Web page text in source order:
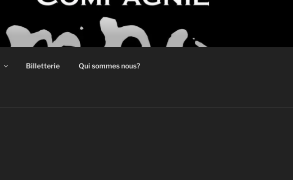
Billetterie Qui sommes nous?